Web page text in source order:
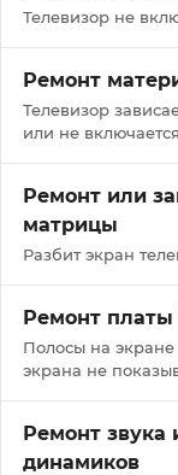
Телевизор не
Ремонт
Телевизор
или не включается
Ремонт или
матрицы
Разбит экран
Ремонт платы
Полосы на
экрана не
Ремонт звука
динамиков